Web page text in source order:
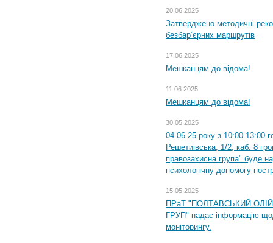
20.06.2025
Затверджено методичні
безбар’єрних маршрутів
17.06.2025
Мешканцям до відома!
11.06.2025
Мешканцям до відома!
30.05.2025
04.06.25 року з 10:00-13:00
Решетиівська, 1/2, каб. 8
правозахисна група" буде
психологічну допомогу
15.05.2025
ПРаТ "ПОЛТАВСЬКИЙ
ГРУП" надає інформацію
моніторингу.